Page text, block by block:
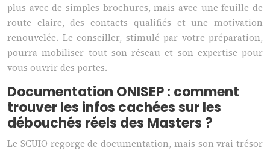
plus avec de simples brochures, mais avec une feuille de
route claire, des contacts qualifiés et une motivation
renouvelée. Le conseiller, stimulé par votre préparation,
pourra mobiliser tout son réseau et son expertise pour
vous ouvrir des portes.
Documentation ONISEP : comment
trouver les infos cachées sur les
débouchés réels des Masters ?
Le SCUIO regorge de documentation, mais son vrai trésor